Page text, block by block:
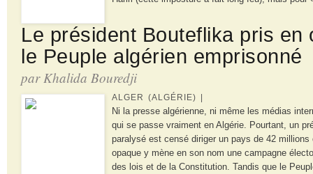
Le président Bouteflika pris en
le Peuple algérien emprisonné
par Khalida Bouredji
ALGER (ALGÉRIE) |
Ni la presse algérienne, ni même les médias
qui se passe vraiment en Algérie. Pourtant, un
paralysé est censé diriger un pays de 42 millions
opaque y mène en son nom une campagne
des lois et de la Constitution. Tandis que le